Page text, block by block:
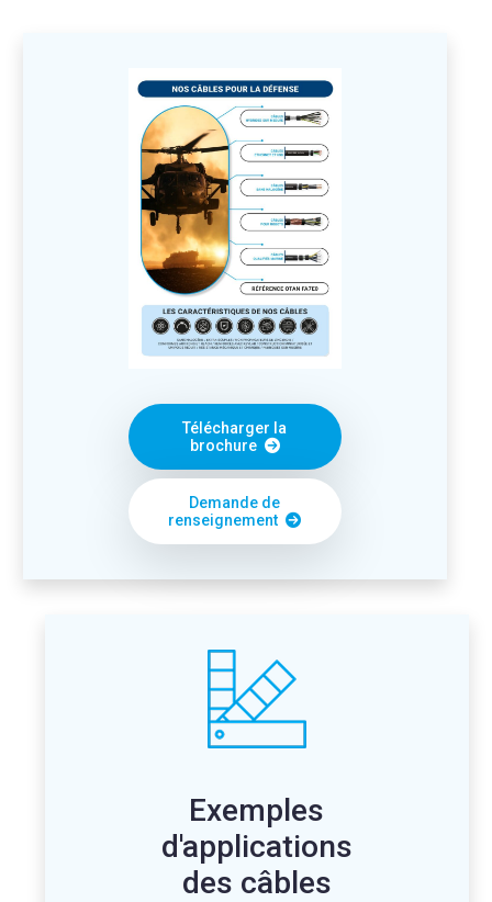
Télécharger la
brochure
Demande de
renseignement
Exemples
d'applications
des câbles